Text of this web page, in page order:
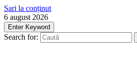
Sari la conținut
6 august 2026
Enter Keyword
Search for: